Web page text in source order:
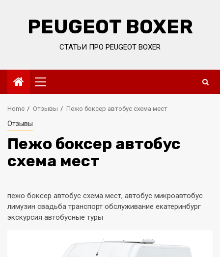
PEUGEOT BOXER
СТАТЬИ ПРО PEUGEOT BOXER
Primary
Menu
Home Отзывы Пежо боксер автобус схема мест
Отзывы
Пежо боксер автобус
схема мест
пежо боксер автобус схема мест, автобус микроавтобус
лимузин свадьба транспорт обслуживание екатеринбург
экскурсия автобусные туры